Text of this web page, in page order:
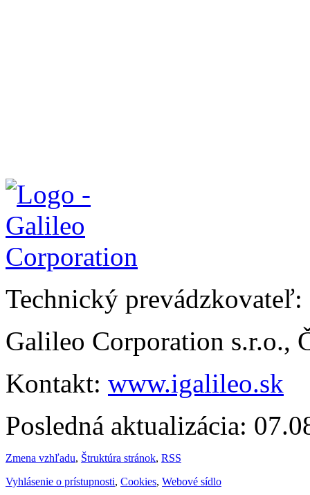
Technický prevádzkovateľ:
Galileo Corporation s.r.o.,
Kontakt: www.igalileo.sk
Posledná aktualizácia:
Zmena vzhľadu, Štruktúra stránok, RSS
Vyhlásenie o prístupnosti, Cookies, Webové sídlo